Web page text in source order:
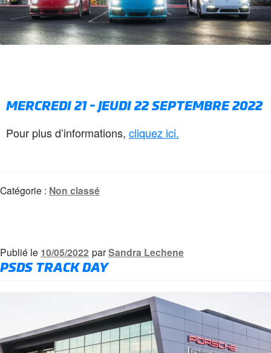
MERCREDI 21 - JEUDI 22 SEPTEMBRE 2022
Pour plus d’informations, cliquez ici.
Catégorie : Non classé
Publié le 10/05/2022 parSandra Lechene
PSDS TRACK DAY